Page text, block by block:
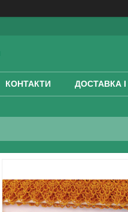
КОНТАКТИ ДОСТАВКА